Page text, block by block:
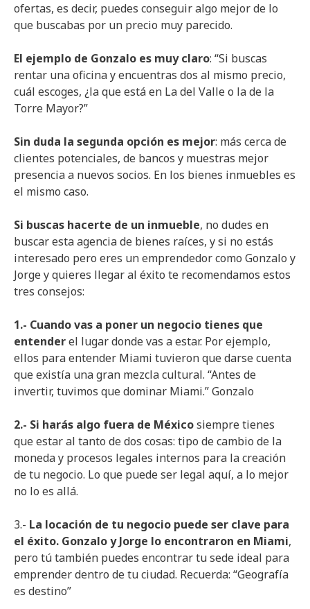
ofertas, es decir, puedes conseguir algo mejor de lo
que buscabas por un precio muy parecido.
El ejemplo de Gonzalo es muy claro: “Si buscas
rentar una oficina y encuentras dos al mismo precio,
cuál escoges, ¿la que está en La del Valle o la de la
Torre Mayor?”
Sin duda la segunda opción es mejor: más cerca de
clientes potenciales, de bancos y muestras mejor
presencia a nuevos socios. En los bienes inmuebles es
el mismo caso.
Si buscas hacerte de un inmueble, no dudes en
buscar esta agencia de bienes raíces, y si no estás
interesado pero eres un emprendedor como Gonzalo y
Jorge y quieres llegar al éxito te recomendamos estos
tres consejos:
1.- Cuando vas a poner un negocio tienes que
entenderel lugar donde vas a estar. Por ejemplo,
ellos para entender Miami tuvieron que darse cuenta
que existía una gran mezcla cultural. “Antes de
invertir, tuvimos que dominar Miami.” Gonzalo
2.- Si harás algo fuera de Méxicosiempre tienes
que estar al tanto de dos cosas: tipo de cambio de la
moneda y procesos legales internos para la creación
de tu negocio. Lo que puede ser legal aquí, a lo mejor
no lo es allá.
3.- La locación de tu negocio puede ser clave para
el éxito. Gonzalo y Jorge lo encontraron en Miami,
pero tú también puedes encontrar tu sede ideal para
emprender dentro de tu ciudad. Recuerda: “Geografía
es destino”